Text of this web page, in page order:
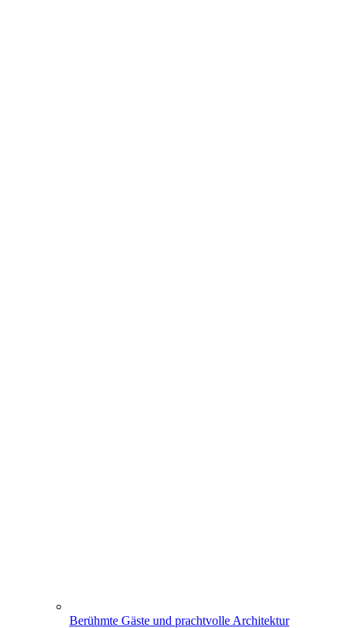
Berühmte Gäste und prachtvolle Architektur